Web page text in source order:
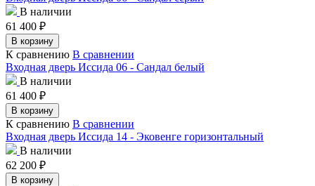
В наличии
61 400 ₽
В корзину
К сравнению В сравнении
Входная дверь Иссида 06 - Сандал белый
В наличии
61 400 ₽
В корзину
К сравнению В сравнении
Входная дверь Иссида 14 - Эковенге горизонтальный
В наличии
62 200 ₽
В корзину